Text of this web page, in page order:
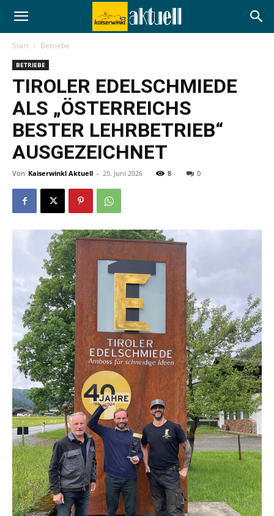
Start Betriebe
BETRIEBE
TIROLER EDELSCHMIEDE
ALS „ÖSTERREICHS
BESTER LEHRBETRIEB“
AUSGEZEICHNET
Von Kaiserwinkl Aktuell - 25. Juni 2026 8 0